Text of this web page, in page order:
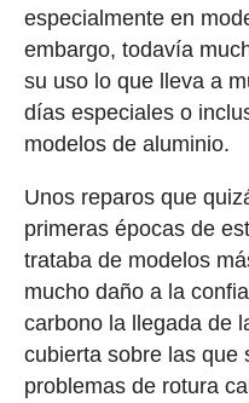
especialmente en
embargo, todavía
su uso lo que lleva a
días especiales o
modelos de aluminio.
Unos reparos que
primeras épocas de
trataba de modelos
mucho daño a la
carbono la llegada de
cubierta sobre las que
problemas de rotura